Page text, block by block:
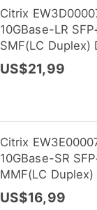
Citrix
10GBase-LR
SMF(LC Duplex)
Transceiver
US$21,99
Citrix
10GBase-SR
MMF(LC
Transceiver
US$16,99